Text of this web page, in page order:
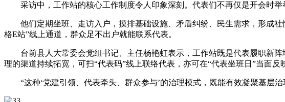
采访中，工作站的核心工作制度令人印象深刻。代表们不再仅是开会时举
他们定期坐班、走访入户，摸排基础设施、矛盾纠纷、民生需求，形成社
格E站”线上通道，群众足不出户就能联系代表。
台前县人大常委会党组书记、主任杨艳虹表示，工作站既是代表履职新阵
理的渠道持续拓宽，可扫“代表码”线上联络代表，亦可在“代表坐班日”当面反
“这种‘党建引领、代表牵头、群众参与’的治理模式，既能有效凝聚基层治